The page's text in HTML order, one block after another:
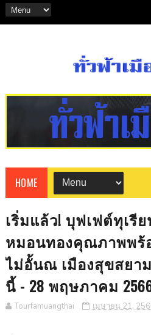
HOME
เริ่มแล้ว! บุฟเฟต์ทุเรี
หมอนทองคุณภาพพร้
ไม่อั้นณ เมืองสุขสยา
นี้ - 28 พฤษภาคม
Tourfamuangthai เมษายน 21,